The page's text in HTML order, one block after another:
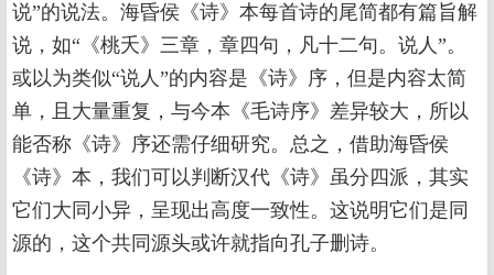
说”的说法。海昏侯《诗》本每首诗的尾简都有篇旨解
说，如“《桃夭》三章，章四句，凡十二句。说人”。
或以为类似“说人”的内容是《诗》序，但是内容太简
单，且大量重复，与今本《毛诗序》差异较大，所以
能否称《诗》序还需仔细研究。总之，借助海昏侯
《诗》本，我们可以判断汉代《诗》虽分四派，其实
它们大同小异，呈现出高度一致性。这说明它们是同
源的，这个共同源头或许就指向孔子删诗。